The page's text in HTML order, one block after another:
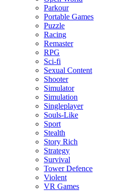
Parkour
Portable Games
Puzzle
Racing
Remaster
RPG
Sci-fi
Sexual Content
Shooter
Simulator
Simulation
Singleplayer
Souls-Like
Sport
Stealth
Story Rich
Strategy
Survival
Tower Defence
Violent
VR Games